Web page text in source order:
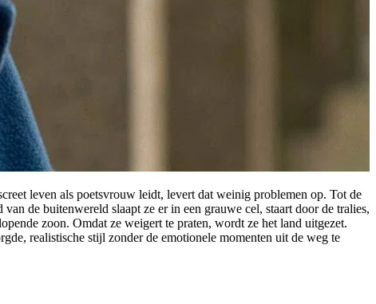
leven als poetsvrouw leidt, levert dat weinig problemen op. Tot de
de buitenwereld slaapt ze er in een grauwe cel, staart door de tralies,
zoon. Omdat ze weigert te praten, wordt ze het land uitgezet.
realistische stijl zonder de emotionele momenten uit de weg te